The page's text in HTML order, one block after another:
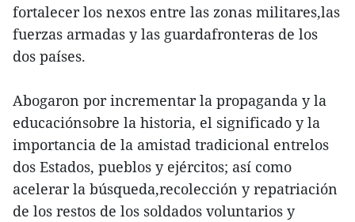
fortalecer los nexos entre las zonas militares,las
fuerzas armadas y las guardafronteras de los
dos países.
Abogaron por incrementar la propaganda y la
educaciónsobre la historia, el significado y la
importancia de la amistad tradicional entrelos
dos Estados, pueblos y ejércitos; así como
acelerar la búsqueda,recolección y repatriación
de los restos de los soldados voluntarios y